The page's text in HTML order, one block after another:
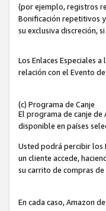
(por ejemplo, registros
Bonificación repetitivos y
su exclusiva discreción,
Los Enlaces Especiales
relación con el Evento
(c) Programa de Canje
El programa de canje
disponible en países
Usted podrá percibir los
un cliente accede,
su carrito de compras
En cada caso, Amazon